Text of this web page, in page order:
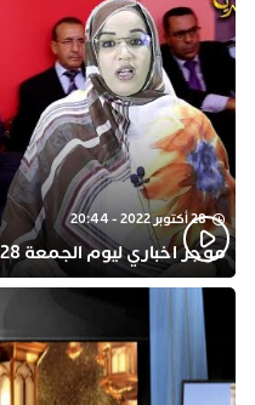
28 أكتوبر 2022 - 20:44
موجز اخباري ليوم الجمعة 28 أكتوبر 2022